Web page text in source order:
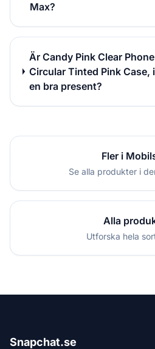
Max?
Är Candy Pink Clear
Circular Tinted Pink Case,
en bra present?
Fler i
Se alla produkter i
Alla
Utforska hela
Snapchat.se